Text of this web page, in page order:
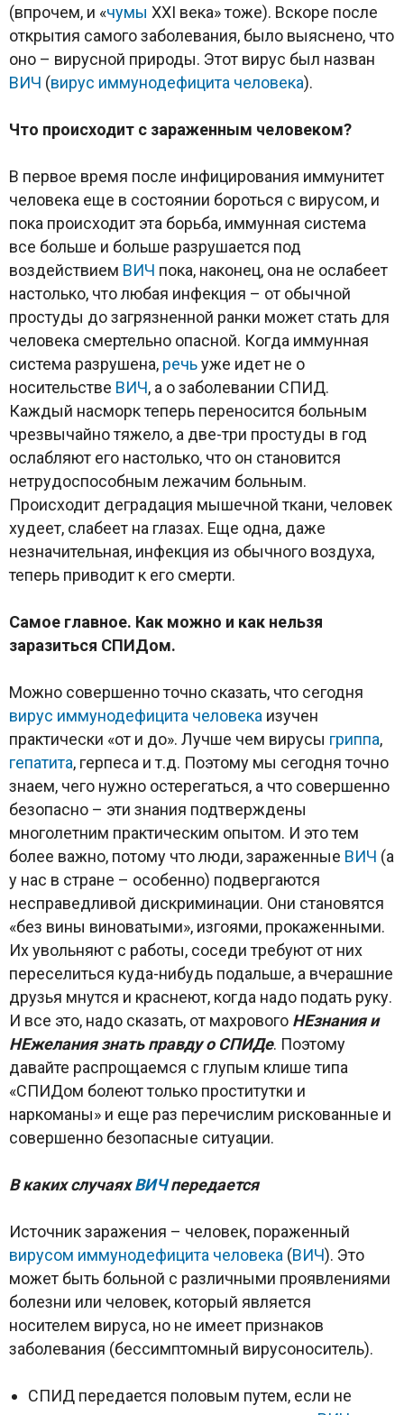
(впрочем, и «чумы ХХI века» тоже). Вскоре после
открытия самого заболевания, было выяснено, что
оно – вирусной природы. Этот вирус был назван
ВИЧ (вирус иммунодефицита человека).
Что происходит с зараженным человеком?
В первое время после инфицирования иммунитет
человека еще в состоянии бороться с вирусом, и
пока происходит эта борьба, иммунная система
все больше и больше разрушается под
воздействием ВИЧ пока, наконец, она не ослабеет
настолько, что любая инфекция – от обычной
простуды до загрязненной ранки может стать для
человека смертельно опасной. Когда иммунная
система разрушена, речьуже идет не о
носительстве ВИЧ, а о заболевании СПИД.
Каждый насморк теперь переносится больным
чрезвычайно тяжело, а две-три простуды в год
ослабляют его настолько, что он становится
нетрудоспособным лежачим больным.
Происходит деградация мышечной ткани, человек
худеет, слабеет на глазах. Еще одна, даже
незначительная, инфекция из обычного воздуха,
теперь приводит к его смерти.
Самое главное. Как можно и как нельзя
заразиться СПИДом.
Можно совершенно точно сказать, что сегодня
вирус иммунодефицита человека изучен
практически «от и до». Лучше чем вирусы гриппа,
гепатита, герпеса и т.д. Поэтому мы сегодня точно
знаем, чего нужно остерегаться, а что совершенно
безопасно – эти знания подтверждены
многолетним практическим опытом. И это тем
более важно, потому что люди, зараженные ВИЧ (а
у нас в стране – особенно) подвергаются
несправедливой дискриминации. Они становятся
«без вины виноватыми», изгоями, прокаженными.
Их увольняют с работы, соседи требуют от них
переселиться куда-нибудь подальше, а вчерашние
друзья мнутся и краснеют, когда надо подать руку.
И все это, надо сказать, от махрового НЕзнания и
НЕжелания знать правду о СПИДе. Поэтому
давайте распрощаемся с глупым клише типа
«СПИДом болеют только проститутки и
наркоманы» и еще раз перечислим рискованные и
совершенно безопасные ситуации.
В каких случаяхВИЧпередается
Источник заражения – человек, пораженный
вирусом иммунодефицита человека (ВИЧ). Это
может быть больной с различными проявлениями
болезни или человек, который является
носителем вируса, но не имеет признаков
заболевания (бессимптомный вирусоноситель).
СПИД передается половым путем, если не